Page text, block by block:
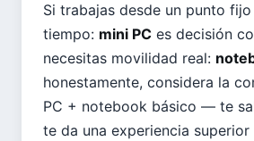
Si trabajas desde un punto
tiempo: mini PC es decisión
necesitas movilidad real:
honestamente, considera la
PC + notebook básico — te
te da una experiencia superior